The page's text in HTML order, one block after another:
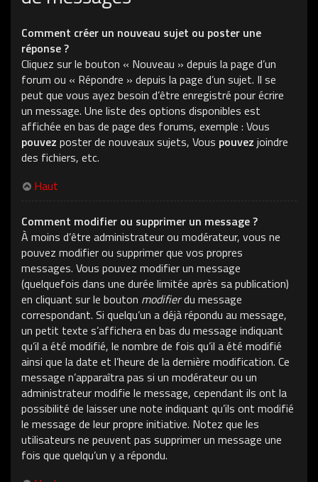
Comment créer un nouveau sujet ou poster une
réponse ?
Cliquez sur le bouton « Nouveau » depuis la page d’un
forum ou « Répondre » depuis la page d’un sujet. Il se
peut que vous ayez besoin d’être enregistré pour écrire
un message. Une liste des options disponibles est
affichée en bas de page des forums, exemple : Vous
pouvez poster de nouveaux sujets, Vous pouvez joindre
des fichiers, etc.
Haut
Comment modifier ou supprimer un message ?
À moins d’être administrateur ou modérateur, vous ne
pouvez modifier ou supprimer que vos propres
messages. Vous pouvez modifier un message
(quelquefois dans une durée limitée après sa publication)
en cliquant sur le bouton modifierdu message
correspondant. Si quelqu’un a déjà répondu au message,
un petit texte s’affichera en bas du message indiquant
qu’il a été modifié, le nombre de fois qu’il a été modifié
ainsi que la date et l’heure de la dernière modification. Ce
message n’apparaîtra pas si un modérateur ou un
administrateur modifie le message, cependant ils ont la
possibilité de laisser une note indiquant qu’ils ont modifié
le message de leur propre initiative. Notez que les
utilisateurs ne peuvent pas supprimer un message une
fois que quelqu’un y a répondu.